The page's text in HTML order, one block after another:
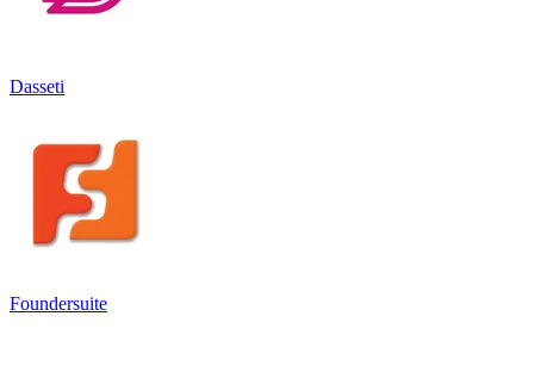
Dasseti
Foundersuite